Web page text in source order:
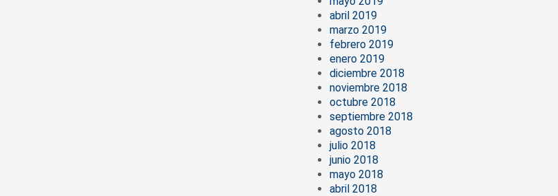
abril 2019
marzo 2019
febrero 2019
enero 2019
diciembre 2018
noviembre 2018
octubre 2018
septiembre 2018
agosto 2018
julio 2018
junio 2018
mayo 2018
abril 2018